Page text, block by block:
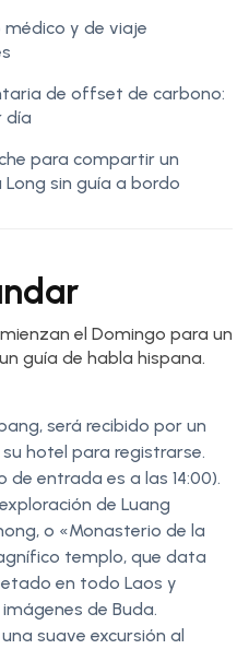
y de viaje
de offset de carbono:
día
para compartir un
Long sin guía a bordo
el Domingo para un
guía de habla hispana.
será recibido por un
hotel para registrarse.
entrada es a las 14:00).
de Luang
o «Monasterio de la
templo, que data
en todo Laos y
de Buda.
suave excursión al